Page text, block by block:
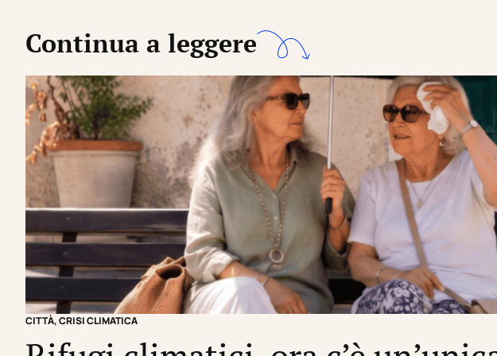
Continua a leggere
CITTÀ,CRISI CLIMATICA